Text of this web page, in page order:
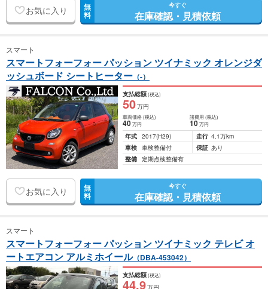
お気に入り 無
料
今すぐ
在庫確認・見積依頼
スマート
スマートフォーフォー パッション ツイナミック オレンジダ
ッシュボード シートヒーター （-）
支払総額(税込)
50万円
車両価格(税込)
40万円
諸費用 (税込)
10 万円
年式 2017(H29) 走行 4.1万km
車検 車検整備付 保証 あり
整備 定期点検整備有
お気に入り 無
料
今すぐ
在庫確認・見積依頼
スマート
スマートフォーフォー パッション ツイナミック テレビ オ
ートエアコン アルミホイール（DBA-453042）
支払総額(税込)
44.9万円